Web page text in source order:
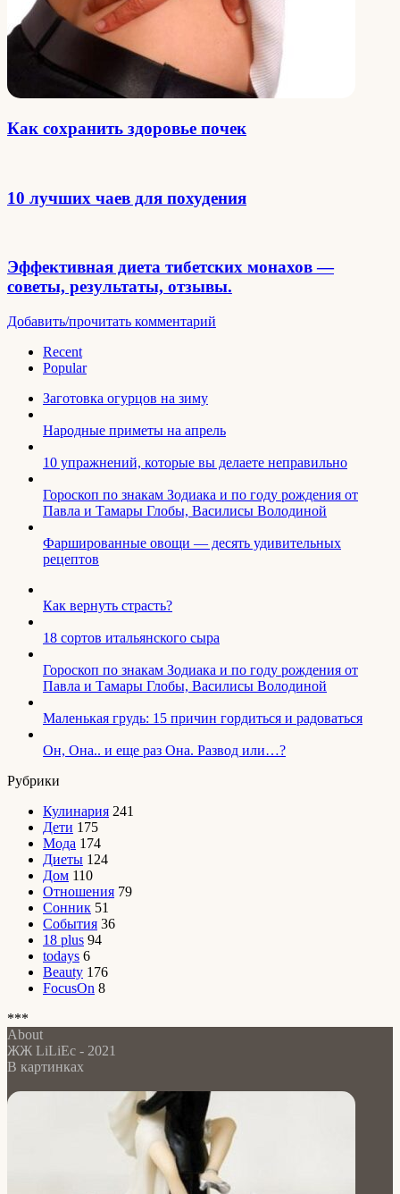
Как сохранить здоровье почек
10 лучших чаев для похудения
Эффективная диета тибетских монахов —
советы, результаты, отзывы.
Добавить/прочитать комментарий
Recent
Popular
Заготовка огурцов на зиму
Народные приметы на апрель
10 упражнений, которые вы делаете неправильно
Гороскоп по знакам Зодиака и по году рождения от
Павла и Тамары Глобы, Василисы Володиной
Фаршированные овощи — десять удивительных
рецептов
Как вернуть страсть?
18 сортов итальянского сыра
Гороскоп по знакам Зодиака и по году рождения от
Павла и Тамары Глобы, Василисы Володиной
Маленькая грудь: 15 причин гордиться и радоваться
Он, Она.. и еще раз Она. Развод или…?
Рубрики
Кулинария 241
Дети 175
Мода 174
Диеты 124
Дом 110
Отношения 79
Сонник 51
События 36
18 plus 94
todays 6
Beauty 176
FocusOn 8
***
About
ЖЖ LiLiEc - 2021
В картинках